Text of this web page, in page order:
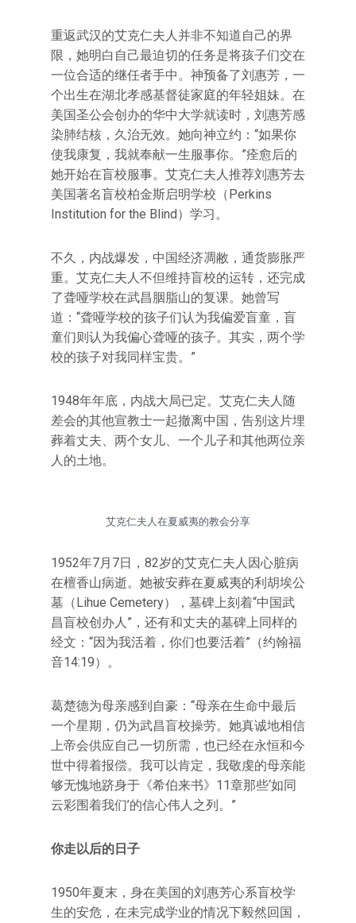
重返武汉的艾克仁夫人并非不知道自己的界
限，她明白自己最迫切的任务是将孩子们交在
一位合适的继任者手中。神预备了刘惠芳，一
个出生在湖北孝感基督徒家庭的年轻姐妹。在
美国圣公会创办的华中大学就读时，刘惠芳感
染肺结核，久治无效。她向神立约：“如果你
使我康复，我就奉献一生服事你。”痊愈后的
她开始在盲校服事。艾克仁夫人推荐刘惠芳去
美国著名盲校柏金斯启明学校（Perkins
Institution for the Blind）学习。
不久，内战爆发，中国经济凋敝，通货膨胀严
重。艾克仁夫人不但维持盲校的运转，还完成
了聋哑学校在武昌胭脂山的复课。她曾写
道：“聋哑学校的孩子们认为我偏爱盲童，盲
童们则认为我偏心聋哑的孩子。其实，两个学
校的孩子对我同样宝贵。”
1948年年底，内战大局已定。艾克仁夫人随
差会的其他宣教士一起撤离中国，告别这片埋
葬着丈夫、两个女儿、一个儿子和其他两位亲
人的土地。
艾克仁夫人在夏威夷的教会分享
1952年7月7日，82岁的艾克仁夫人因心脏病
在檀香山病逝。她被安葬在夏威夷的利胡埃公
墓（Lihue Cemetery），墓碑上刻着“中国武
昌盲校创办人”，还有和丈夫的墓碑上同样的
经文：“因为我活着，你们也要活着”（约翰福
音14:19）。
葛楚德为母亲感到自豪：“母亲在生命中最后
一个星期，仍为武昌盲校操劳。她真诚地相信
上帝会供应自己一切所需，也已经在永恒和今
世中得着报偿。我可以肯定，我敬虔的母亲能
够无愧地跻身于《希伯来书》11章那些‘如同
云彩围着我们’的信心伟人之列。”
你走以后的日子
1950年夏末，身在美国的刘惠芳心系盲校学
生的安危，在未完成学业的情况下毅然回国，